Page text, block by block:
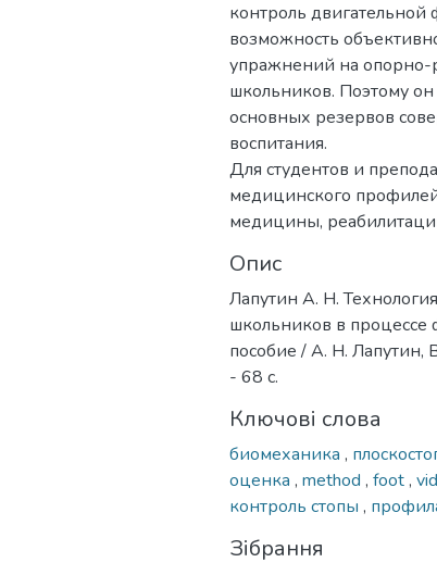
контроль двигательной
возможность
упражнений на опорно-
школьников. Поэтому он
основных резервов
воспитания.
Для студентов и
медицинского
медицины,
Опис
Лапутин А. Н.
школьников в процессе
пособие / А. Н. Лапутин,
- 68 с.
Ключові слова
биомеханика ,
оценка , method , foot,
контроль стопы ,
Зібрання